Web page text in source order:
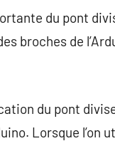
du pont
broches de
du pont
Lorsque